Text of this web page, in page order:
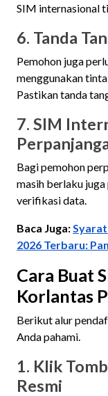
SIM internasional
6. Tanda
Pemohon juga
menggunakan
Pastikan tanda
7. SIM
Bagi pemohon
masih berlaku
verifikasi data.
Baca Juga:
2026 Terbaru:
Cara Buat
Korlantas
Berikut alur
Anda pahami.
1. Klik
Resmi